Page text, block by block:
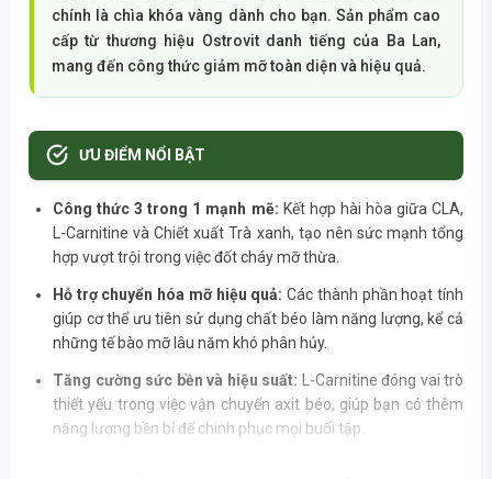
chính là chìa khóa vàng dành cho bạn. Sản phẩm cao
cấp từ thương hiệu Ostrovit danh tiếng của Ba Lan,
mang đến công thức giảm mỡ toàn diện và hiệu quả.
ƯU ĐIỂM NỔI BẬT
Công thức 3 trong 1 mạnh mẽ: Kết hợp hài hòa giữa CLA,
L-Carnitine và Chiết xuất Trà xanh, tạo nên sức mạnh tổng
hợp vượt trội trong việc đốt cháy mỡ thừa.
Hỗ trợ chuyển hóa mỡ hiệu quả: Các thành phần hoạt tính
giúp cơ thể ưu tiên sử dụng chất béo làm năng lượng, kể cả
những tế bào mỡ lâu năm khó phân hủy.
Tăng cường sức bền và hiệu suất: L-Carnitine đóng vai trò
thiết yếu trong việc vận chuyển axit béo, giúp bạn có thêm
năng lượng bền bỉ để chinh phục mọi buổi tập.